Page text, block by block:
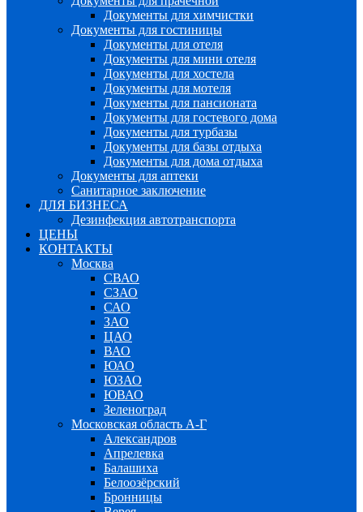
Документы для химчистки
Документы для гостиницы
Документы для отеля
Документы для мини отеля
Документы для хостела
Документы для мотеля
Документы для пансионата
Документы для гостевого дома
Документы для турбазы
Документы для базы отдыха
Документы для дома отдыха
Документы для аптеки
Санитарное заключение
ДЛЯ БИЗНЕСА
Дезинфекция автотранспорта
ЦЕНЫ
КОНТАКТЫ
Москва
СВАО
СЗАО
САО
ЗАО
ЦАО
ВАО
ЮАО
ЮЗАО
ЮВАО
Зеленоград
Московская область А-Г
Александров
Апрелевка
Балашиха
Белоозёрский
Бронницы